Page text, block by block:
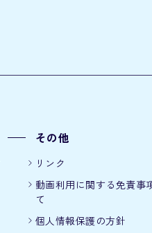
その他
リンク
動画利用に関する免責事
て
個人情報保護の方針